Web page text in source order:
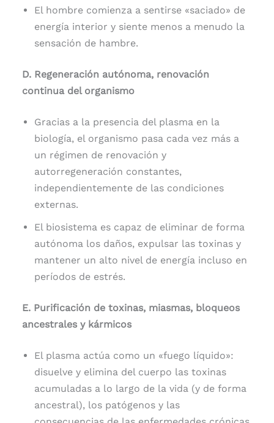
El hombre comienza a sentirse «saciado» de
energía interior y siente menos a menudo la
sensación de hambre.
D. Regeneración autónoma, renovación
continua del organismo
Gracias a la presencia del plasma en la
biología, el organismo pasa cada vez más a
un régimen de renovación y
autorregeneración constantes,
independientemente de las condiciones
externas.
El biosistema es capaz de eliminar de forma
autónoma los daños, expulsar las toxinas y
mantener un alto nivel de energía incluso en
períodos de estrés.
E. Purificación de toxinas, miasmas, bloqueos
ancestrales y kármicos
El plasma actúa como un «fuego líquido»:
disuelve y elimina del cuerpo las toxinas
acumuladas a lo largo de la vida (y de forma
ancestral), los patógenos y las